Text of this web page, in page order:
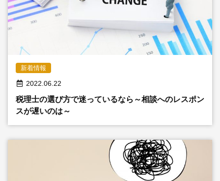
新着情報
2022.06.22
税理士の選び方で迷っているなら～相談へのレスポン
スが遅いのは～